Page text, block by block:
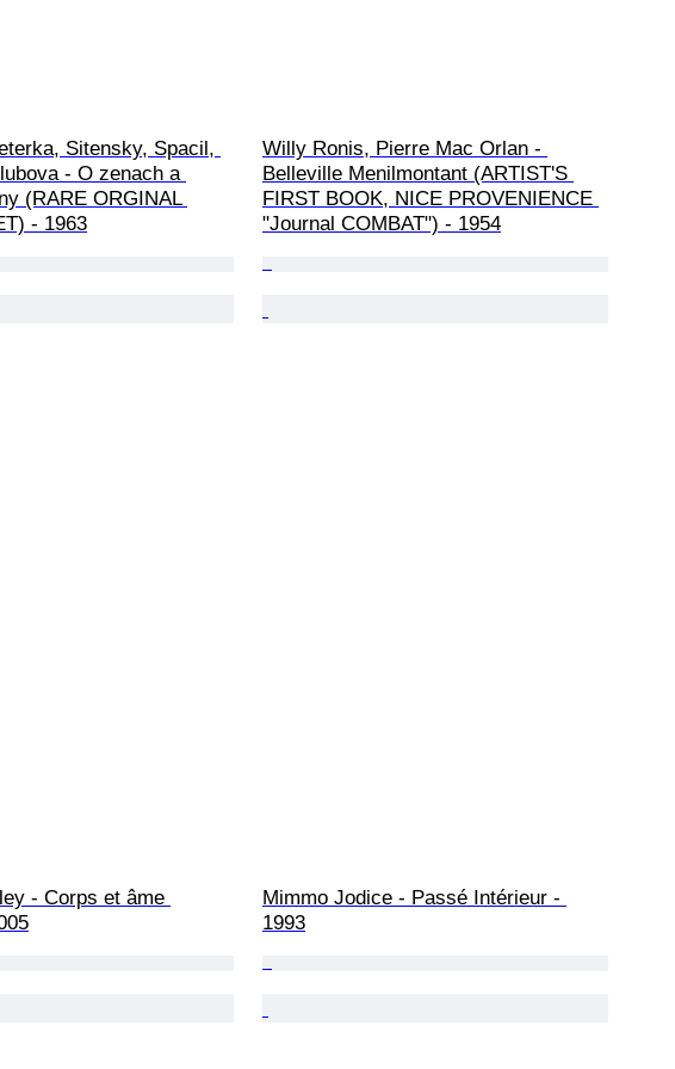
Sitensky, Spacil,
- O zenach a
(RARE ORGINAL
- 1963
Willy Ronis, Pierre Mac Orlan -
Belleville Menilmontant (ARTIST'S
FIRST BOOK, NICE PROVENIENCE
"Journal COMBAT") - 1954
- Corps et âme
Mimmo Jodice - Passé Intérieur -
1993